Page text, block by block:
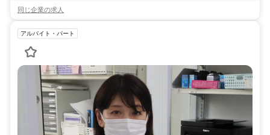
同じ企業の求人
アルバイト・パート